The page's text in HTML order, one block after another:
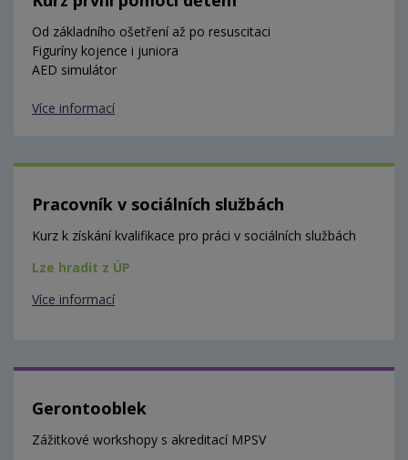
Od základního ošetření až po resuscitaci
Figuríny kojence i juniora
AED simulátor
Více informací
Pracovník v sociálních službách
Kurz k získání kvalifikace pro práci v sociálních službách
Lze hradit z ÚP
Více informací
Gerontooblek
Zážitkové workshopy s akreditací MPSV